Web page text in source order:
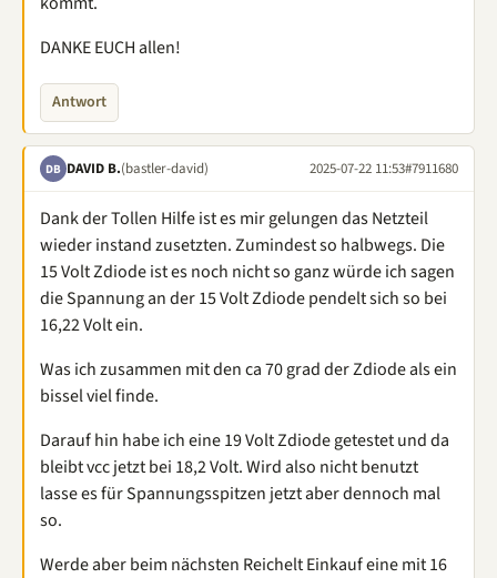
DANKE EUCH allen!
Antwort
DB DAVID B.(bastler-david) 2025-07-22 11:53#7911680
Dank der Tollen Hilfe ist es mir gelungen das Netzteil
wieder instand zusetzten. Zumindest so halbwegs. Die
15 Volt Zdiode ist es noch nicht so ganz würde ich sagen
die Spannung an der 15 Volt Zdiode pendelt sich so bei
16,22 Volt ein.
Was ich zusammen mit den ca 70 grad der Zdiode als ein
bissel viel finde.
Darauf hin habe ich eine 19 Volt Zdiode getestet und da
bleibt vcc jetzt bei 18,2 Volt. Wird also nicht benutzt
lasse es für Spannungsspitzen jetzt aber dennoch mal
so.
Werde aber beim nächsten Reichelt Einkauf eine mit 16